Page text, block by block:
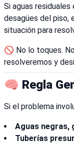
Si aguas
desagües del piso,
situación para
🚫 No lo toques.
resolveremos y
🧠 Regla
Si el problema
Aguas negras,
Tuberías